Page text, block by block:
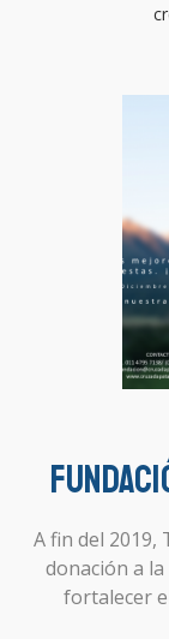
A fin del 2019,
donación a
fortalecer